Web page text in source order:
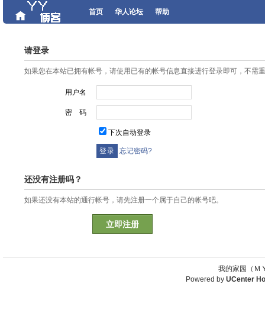
首页 华人论坛 帮助
请登录
如果您在本站已拥有帐号，请使用已有的帐号信息直接进行登录即可，不需
用户名
密 码
下次自动登录
忘记密码?
还没有注册吗？
如果还没有本站的通行帐号，请先注册一个属于自己的帐号吧。
立即注册
我的家园（
Powered by UCenter